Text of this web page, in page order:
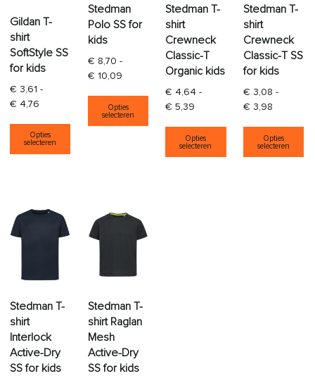
Gildan T-
shirt
SoftStyle SS
for kids
€ 3,61 -
€ 4,76 Prijsklasse: € 3,61 tot € 4,76
Opties
selecteren
Dit product heeft meerdere variaties. Deze optie
Stedman
Polo SS for
kids
€ 8,70 -
€ 10,09Prijsklasse: € 8,70 tot € 10,09
Opties
selecteren
Dit product heeft meerdere
Stedman T-
shirt
Crewneck
Classic-T
Organic kids
€ 4,64 -
€ 5,39 Prijsklasse: € 4,64 tot €
Opties
selecteren
Dit product heeft
Stedman T-
shirt
Crewneck
Classic-T SS
for kids
€ 3,08 -
€ 3,98
Opties
selecteren
Stedman T-
shirt
Interlock
Active-Dry
SS for kids
Stedman T-
shirt Raglan
Mesh
Active-Dry
SS for kids